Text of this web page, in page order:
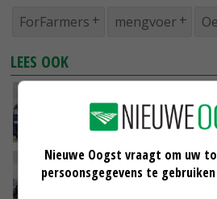
ForFarmers mengvoer
LEES OOK
nieuwe baas
14-04-2022
ForFarmers zorgt
legpluimvee
Nieuwe Oogst vraagt om uw
persoonsgegevens te